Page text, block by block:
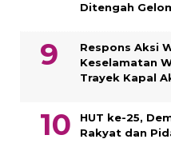
Ditengah
Respons Aksi
Keselamatan
Trayek Kapal
HUT ke-25,
Rakyat dan